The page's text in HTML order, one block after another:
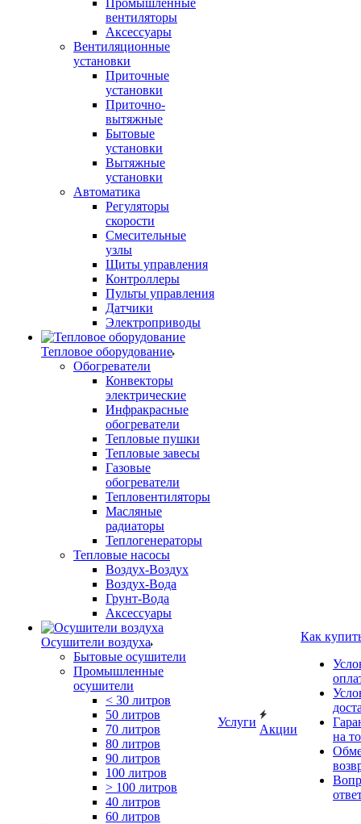
Промышленные
вентиляторы
Аксессуары
Вентиляционные
установки
Приточные
установки
Приточно-
вытяжные
Бытовые
установки
Вытяжные
установки
Автоматика
Регуляторы
скорости
Смесительные
узлы
Щиты управления
Контроллеры
Пульты управления
Датчики
Электроприводы
Тепловое оборудование
Обогреватели
Конвекторы
электрические
Инфракрасные
обогреватели
Тепловые пушки
Тепловые завесы
Газовые
обогреватели
Тепловентиляторы
Масляные
радиаторы
Теплогенераторы
Тепловые насосы
Воздух-Воздух
Воздух-Вода
Грунт-Вода
Аксессуары
Осушители воздуха
Бытовые осушители
Промышленные
осушители
< 30 литров
50 литров
70 литров
80 литров
90 литров
100 литров
> 100 литров
40 литров
60 литров
Услуги
Акции
Как
на